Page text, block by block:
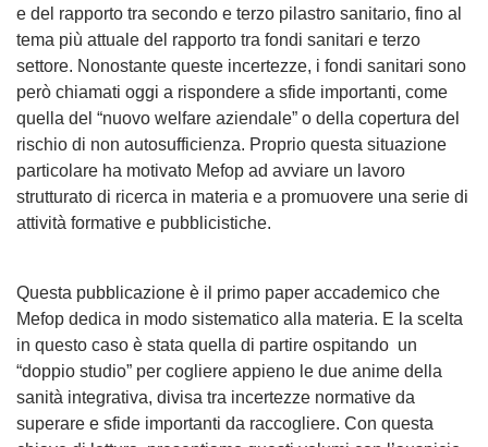
e del rapporto tra secondo e terzo pilastro sanitario, fino al
tema più attuale del rapporto tra fondi sanitari e terzo
settore. Nonostante queste incertezze, i fondi sanitari sono
però chiamati oggi a rispondere a sfide importanti, come
quella del “nuovo welfare aziendale” o della copertura del
rischio di non autosufficienza. Proprio questa situazione
particolare ha motivato Mefop ad avviare un lavoro
strutturato di ricerca in materia e a promuovere una serie di
attività formative e pubblicistiche.
Questa pubblicazione è il primo paper accademico che
Mefop dedica in modo sistematico alla materia. E la scelta
in questo caso è stata quella di partire ospitando un
“doppio studio” per cogliere appieno le due anime della
sanità integrativa, divisa tra incertezze normative da
superare e sfide importanti da raccogliere. Con questa